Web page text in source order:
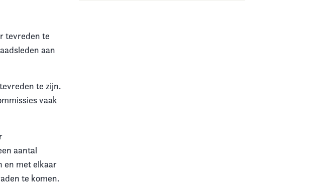
tevreden te
aan
te zijn.
vaak
aantal
en met elkaar
te komen.